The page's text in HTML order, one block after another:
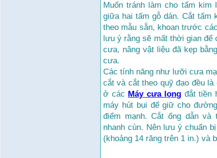
Muốn tránh làm cho tấm
giữa hai tấm gỗ dán. Cắt
theo mẫu sẵn, khoan trước
lưu ý rằng sẽ mất thời gian
cưa, nâng vật liệu đã kẹp
cưa.
Các tính năng như lưỡi cưa
cắt và cắt theo quỹ đạo đều
ở các Máy cưa lọng đắt tiền
máy hút bụi để giữ cho
điểm mạnh. Cắt ống dẫn
nhanh cùn. Nên lưu ý chuẩn
(khoảng 14 răng trên 1 in.) và